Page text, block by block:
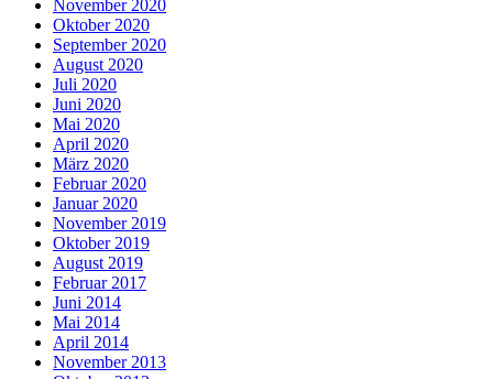
November 2020
Oktober 2020
September 2020
August 2020
Juli 2020
Juni 2020
Mai 2020
April 2020
März 2020
Februar 2020
Januar 2020
November 2019
Oktober 2019
August 2019
Februar 2017
Juni 2014
Mai 2014
April 2014
November 2013